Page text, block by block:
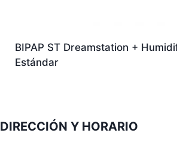
BIPAP ST Dreamstation +
Estándar
DIRECCIÓN Y HORARIO